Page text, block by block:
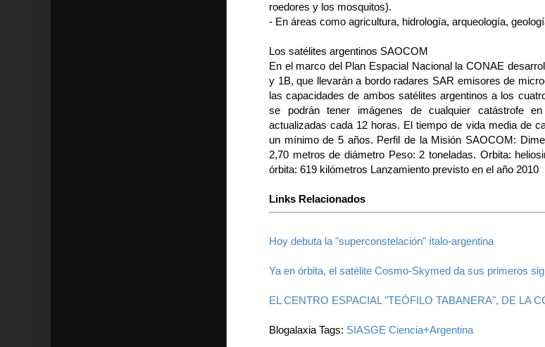
roedores y los mosquitos).
- En áreas como agricultura, hidrología, arqueología,
Los satélites argentinos SAOCOM
En el marco del Plan Espacial Nacional la CONAE
y 1B, que llevarán a bordo radares SAR emisores de
las capacidades de ambos satélites argentinos a los
se podrán tener imágenes de cualquier catástrofe
actualizadas cada 12 horas. El tiempo de vida media de
un mínimo de 5 años. Perfil de la Misión SAOCOM:
2,70 metros de diámetro Peso: 2 toneladas. Orbita:
órbita: 619 kilómetros Lanzamiento previsto en el año 2010
Links Relacionados
Hoy debuta la "superconstelación" ítalo-argentina
Ya en órbita, el satélite Cosmo-Skymed da sus primeros
EL CENTRO ESPACIAL "TEÓFILO TABANERA", DE LA
Blogalaxia Tags: SIASGE Ciencia+Argentina